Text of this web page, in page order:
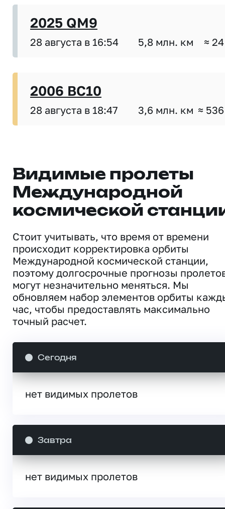
2025 QM9
28 августа в 16:54 5,8 млн. км ≈
2006 BC10
28 августа в 18:47 3,6 млн. км ≈
Видимые пролеты
Международной
космической
Стоит учитывать, что время от времени
происходит корректировка орбиты
Международной космической станции,
поэтому долгосрочные прогнозы
могут незначительно меняться. Мы
обновляем набор элементов орбиты
час, чтобы предоставлять максимально
точный расчет.
Сегодня
нет видимых пролетов
Завтра
нет видимых пролетов